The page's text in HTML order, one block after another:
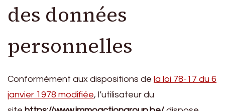
des données
personnelles
Conformément aux dispositions de la loi 78-17 du 6
janvier 1978 modifiée, l’utilisateur du